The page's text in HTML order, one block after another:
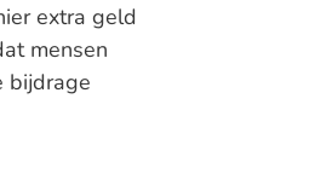
extra geld
mensen
bijdrage